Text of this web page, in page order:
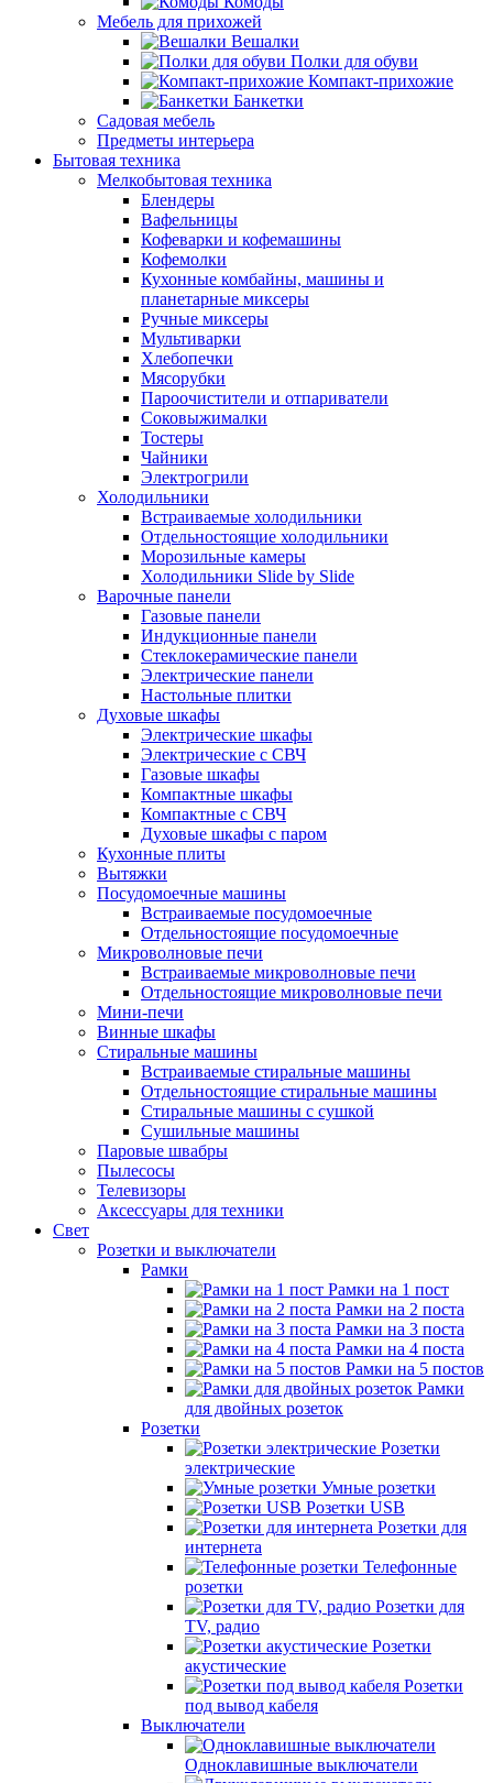
Мебель для прихожей
Вешалки
Полки для обуви
Компакт-прихожие
Банкетки
Садовая мебель
Предметы интерьера
Бытовая техника
Мелкобытовая техника
Блендеры
Вафельницы
Кофеварки и кофемашины
Кофемолки
Кухонные комбайны, машины и
планетарные миксеры
Ручные миксеры
Мультиварки
Хлебопечки
Мясорубки
Пароочистители и отпариватели
Соковыжималки
Тостеры
Чайники
Электрогрили
Холодильники
Встраиваемые холодильники
Отдельностоящие холодильники
Морозильные камеры
Холодильники Slide by Slide
Варочные панели
Газовые панели
Индукционные панели
Стеклокерамические панели
Электрические панели
Настольные плитки
Духовые шкафы
Электрические шкафы
Электрические с СВЧ
Газовые шкафы
Компактные шкафы
Компактные с СВЧ
Духовые шкафы с паром
Кухонные плиты
Вытяжки
Посудомоечные машины
Встраиваемые посудомоечные
Отдельностоящие посудомоечные
Микроволновые печи
Встраиваемые микроволновые печи
Отдельностоящие микроволновые печи
Мини-печи
Винные шкафы
Стиральные машины
Встраиваемые стиральные машины
Отдельностоящие стиральные машины
Стиральные машины с сушкой
Сушильные машины
Паровые швабры
Пылесосы
Телевизоры
Аксессуары для техники
Свет
Розетки и выключатели
Рамки
Рамки на 1 пост
Рамки на 2 поста
Рамки на 3 поста
Рамки на 4 поста
Рамки на 5 постов
Рамки
для двойных розеток
Розетки
Розетки
электрические
Умные розетки
Розетки USB
Розетки для
интернета
Телефонные
розетки
Розетки для
TV, радио
Розетки
акустические
Розетки
под вывод кабеля
Выключатели
Одноклавишные выключатели